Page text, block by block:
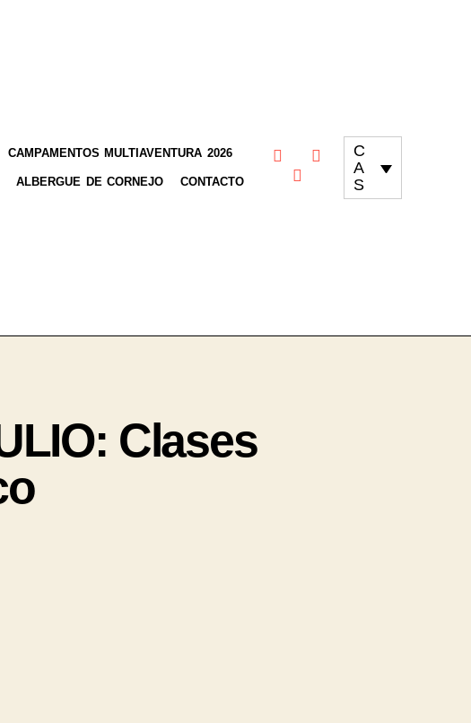
CAMPAMENTOS MULTIAVENTURA 2026
ALBERGUE DE CORNEJO CONTACTO
C
A
S
Clases